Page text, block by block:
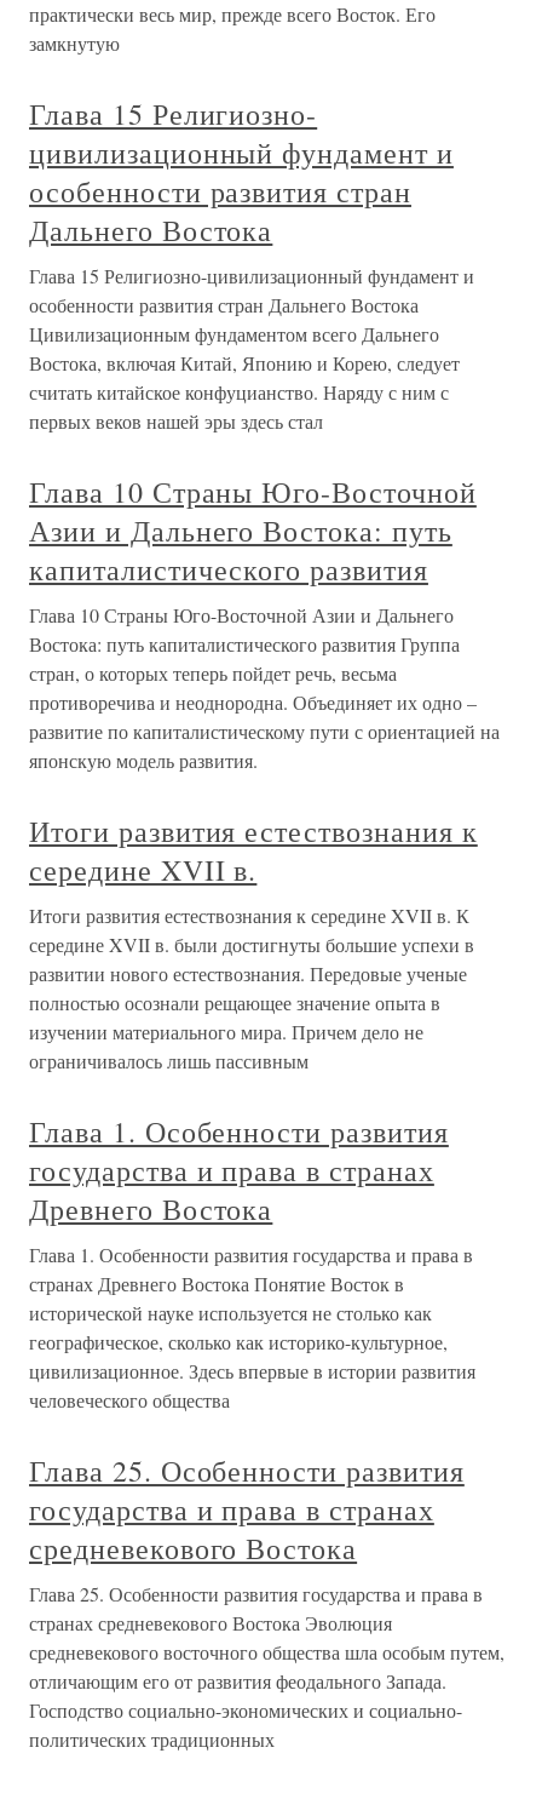
практически весь мир, прежде всего Восток. Его
замкнутую
Глава 15 Религиозно-
цивилизационный фундамент и
особенности развития стран
Дальнего Востока
Глава 15 Религиозно-цивилизационный фундамент и
особенности развития стран Дальнего Востока
Цивилизационным фундаментом всего Дальнего
Востока, включая Китай, Японию и Корею, следует
считать китайское конфуцианство. Наряду с ним с
первых веков нашей эры здесь стал
Глава 10 Страны Юго-Восточной
Азии и Дальнего Востока: путь
капиталистического развития
Глава 10 Страны Юго-Восточной Азии и Дальнего
Востока: путь капиталистического развития Группа
стран, о которых теперь пойдет речь, весьма
противоречива и неоднородна. Объединяет их одно –
развитие по капиталистическому пути с ориентацией на
японскую модель развития.
Итоги развития естествознания к
середине XVII в.
Итоги развития естествознания к середине XVII в. К
середине XVII в. были достигнуты большие успехи в
развитии нового естествознания. Передовые ученые
полностью осознали рещающее значение опыта в
изучении материального мира. Причем дело не
ограничивалось лишь пассивным
Глава 1. Особенности развития
государства и права в странах
Древнего Востока
Глава 1. Особенности развития государства и права в
странах Древнего Востока Понятие Восток в
исторической науке используется не столько как
географическое, сколько как историко-культурное,
цивилизационное. Здесь впервые в истории развития
человеческого общества
Глава 25. Особенности развития
государства и права в странах
средневекового Востока
Глава 25. Особенности развития государства и права в
странах средневекового Востока Эволюция
средневекового восточного общества шла особым путем,
отличающим его от развития феодального Запада.
Господство социально-экономических и социально-
политических традиционных